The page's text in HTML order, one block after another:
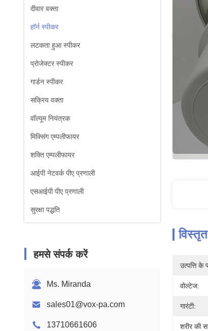
दीवार वक्ता
हॉर्न स्पीकर
लटकता हुआ स्पीकर
प्रोजेक्टर स्पीकर
गार्डन स्पीकर
सक्रिय वक्ता
वॉल्यूम नियंत्रक
मिक्सिंग एम्पलीफायर
शक्ति एम्पलीफायर
आईपी नेटवर्क पीए प्रणाली
एसआईपी पीए प्रणाली
सुरक्षा पद्धति
हमसे संपर्क करें
Ms. Miranda
sales01@vox-pa.com
13710661606
उत्पत्ति के
वोल्टेज:
गारंटी:
शरीर की